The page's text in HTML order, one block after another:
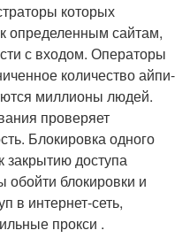
которых
определенным сайтам,
с входом. Операторы
количество айпи-
миллионы людей.
проверяет
Блокировка одного
закрытию доступа
обойти блокировки и
в интернет-сеть,
прокси .